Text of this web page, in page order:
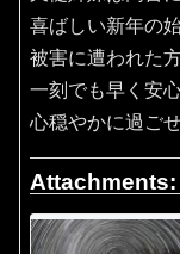
喜ばしい新年の
被害に遭われた
一刻でも早く安
心穏やかに過ご
Attachments: